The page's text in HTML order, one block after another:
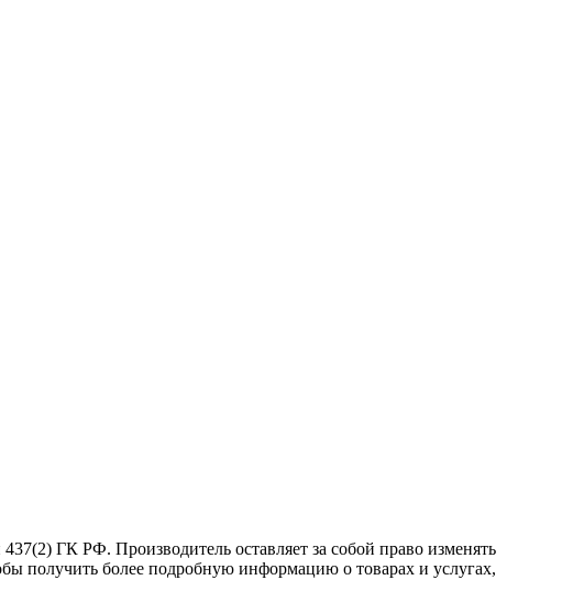
ГК РФ. Производитель оставляет за собой право изменять
получить более подробную информацию о товарах и услугах,